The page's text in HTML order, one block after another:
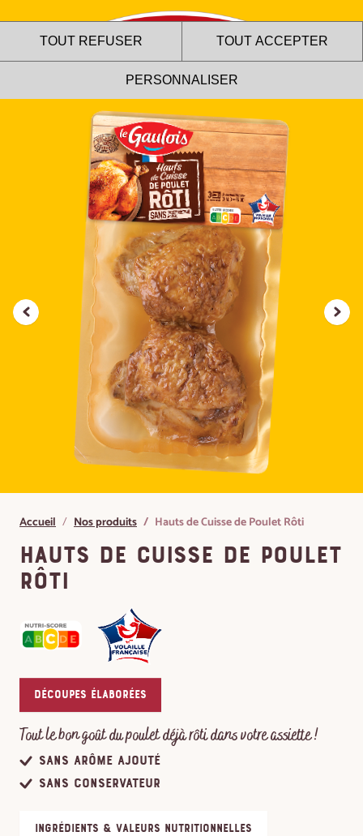
Accueil Nos produits Hauts de Cuisse de Poulet Rôti
Hauts de Cuisse de Poulet
Rôti
Découpes élaborées
Tout le bon goût du poulet déjà rôti dans votre assiette !
Sans arôme ajouté
Sans conservateur
ingrédients & valeurs nutritionnelles
Le site internet Le Gaulois
utilise des cookies !
Nous utilisons des cookies pour nous assurer du bon
fonctionnement de notre site et à des fins analytiques. Vous
pouvez changer d'avis à tout moment en cliquant sur l'icône
présente sur chaque page de notre site. En autorisant ces
services tiers, vous acceptez le dépôt et la lecture de
cookies et l'utilisation de technologies de suivi nécessaires
à leur bon fonctionnement.
Charte de confidentialité
TOUT REFUSER TOUT ACCEPTER
PERSONNALISER